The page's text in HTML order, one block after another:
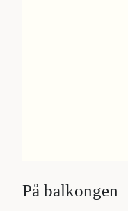
På balkongen